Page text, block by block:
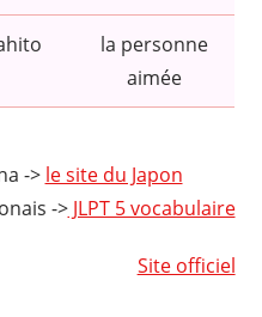
la personne
aimée
-> le site du Japon
->JLPT 5 vocabulaire
Site officiel